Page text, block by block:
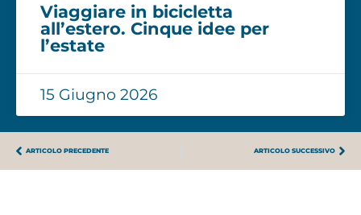
Viaggiare in bicicletta
all’estero. Cinque idee per
l’estate
15 Giugno 2026
ARTICOLO PRECEDENTE ARTICOLO SUCCESSIVO